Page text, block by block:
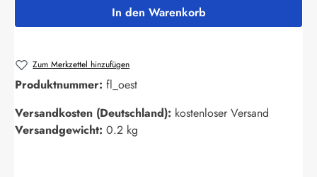
In den Warenkorb
Zum Merkzettel hinzufügen
Produktnummer: fl_oest
Versandkosten (Deutschland): kostenloser Versand
Versandgewicht: 0.2 kg